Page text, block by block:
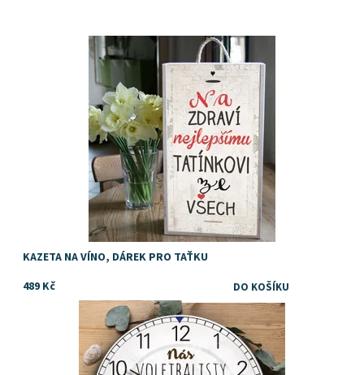
Skladem
DejDar
KAZETA NA VÍNO, DÁREK PRO TAŤKU
489 Kč
Dostupnost:
Skladem
DejDar